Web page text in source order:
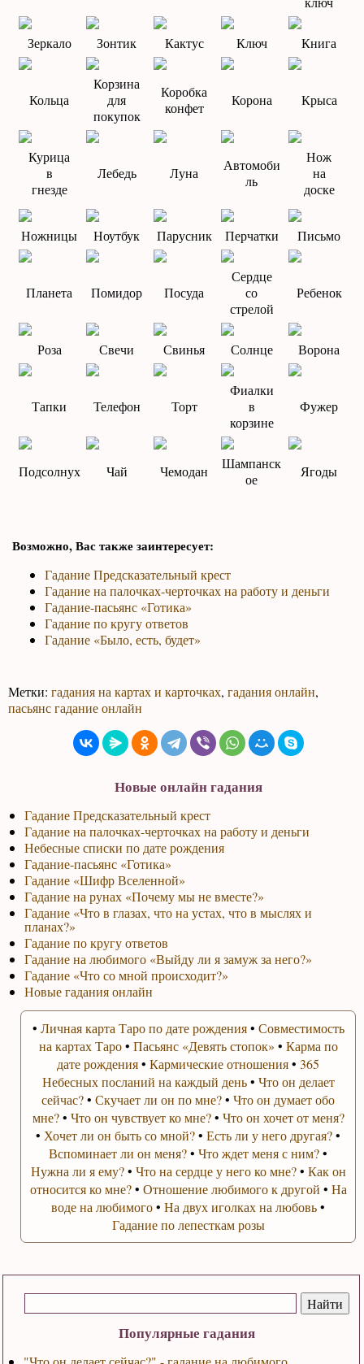
Популярные гадания
Зеркало Зонтик Кактус Ключ Книга
Кольца
Корзина
для
покупок
Коробка
конфет
Корона Крыса
Курица
в
гнезде
Лебедь Луна
Автомоби
ль
Нож
на
доске
Ножницы Ноутбук Парусник Перчатки Письмо
Планета Помидор Посуда
Сердце
со
стрелой
Ребенок
Роза Свечи Свинья Солнце Ворона
Тапки Телефон Торт
Фиалки
в
корзине
Фужер
Подсолнух Чай Чемодан
Шампанск
ое
Ягоды
Возможно, Вас также заинтересует:
Гадание Предсказательный крест
Гадание на палочках-черточках на работу и деньги
Гадание-пасьянс «Готика»
Гадание по кругу ответов
Гадание «Было, есть, будет»
Метки:гадания на картах и карточках,гадания онлайн,
пасьянс гадание онлайн
Новые онлайн гадания
Гадание Предсказательный крест
Гадание на палочках-черточках на работу и деньги
Небесные списки по дате рождения
Гадание-пасьянс «Готика»
Гадание «Шифр Вселенной»
Гадание на рунах «Почему мы не вместе?»
Гадание «Что в глазах, что на устах, что в мыслях и
планах?»
Гадание по кругу ответов
Гадание на любимого «Выйду ли я замуж за него?»
Гадание «Что со мной происходит?»
Новые гадания онлайн
• Личная карта Таро по дате рождения• Совместимость
на картах Таро• Пасьянс «Девять стопок» • Карма по
дате рождения•Кармические отношения•365
Небесных посланий на каждый день• Что он делает
сейчас?•Скучает ли он по мне?•Что он думает обо
мне?• Что он чувствует ко мне?• Что он хочет от меня?
• Хочет ли он быть со мной?•Есть ли у него другая?•
Вспоминает ли он меня?•Что ждет меня с ним?•
Нужна ли я ему?• Что на сердце у него ко мне?• Как он
относится ко мне?• Отношение любимого к другой • На
воде на любимого•На двух иголках на любовь•
Гадание по лепесткам розы